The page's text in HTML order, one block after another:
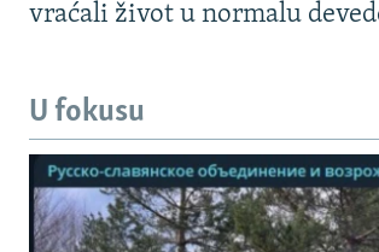
vraćali život u normalu
U fokusu